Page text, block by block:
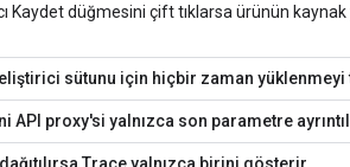
Kaydet düğmesini çift tıklarsa ürünün kaynak
sütunu için hiçbir zaman yüklenmeyi
API proxy'si yalnızca son parametre